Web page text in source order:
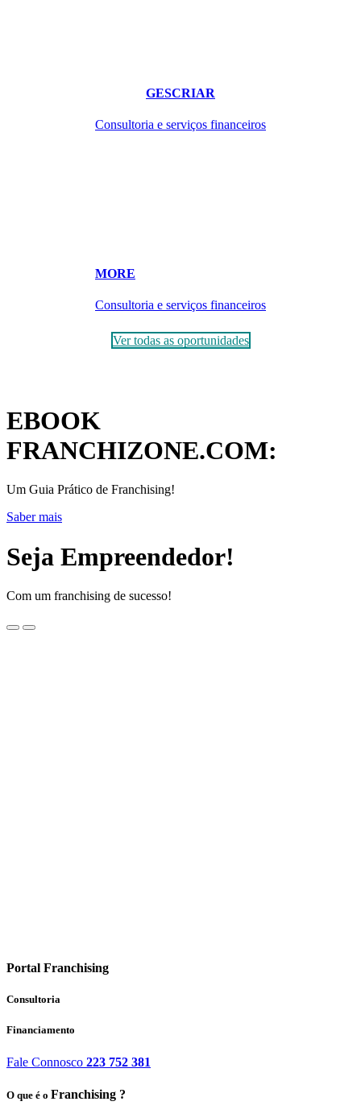
GESCRIAR
Consultoria e serviços financeiros
MORE
Consultoria e serviços financeiros
Ver todas as oportunidades
EBOOK
FRANCHIZONE.COM:
Um Guia Prático de Franchising!
Saber mais
Seja Empreendedor!
Com um franchising de sucesso!
Portal Franchising
Consultoria
Financiamento
Fale Connosco 223 752 381
O que é o Franchising ?